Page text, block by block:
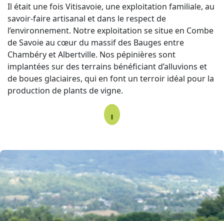
Il était une fois Vitisavoie, une exploitation familiale, au
savoir-faire artisanal et dans le respect de
l’environnement. Notre exploitation se situe en Combe
de Savoie au cœur du massif des Bauges entre
Chambéry et Albertville. Nos pépinières sont
implantées sur des terrains bénéficiant d’alluvions et
de boues glaciaires, qui en font un terroir idéal pour la
production de plants de vigne.